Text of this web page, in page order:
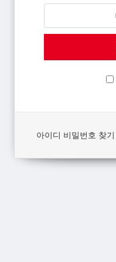
아이디 비밀번호 찾기